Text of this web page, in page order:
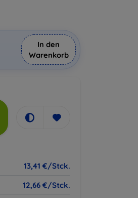
In den
Warenkorb
13,41 €/Stck.
12,66 €/Stck.